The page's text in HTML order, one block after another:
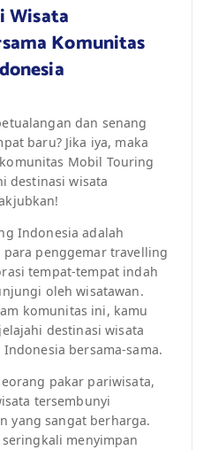
Wisata
Komunitas
dan senang
baru? Jika iya, maka
Mobil Touring
destinasi wisata
Indonesia adalah
penggemar travelling
tempat-tempat indah
oleh wisatawan.
komunitas ini, kamu
destinasi wisata
bersama-sama.
pakar pariwisata,
tersembunyi
yang sangat berharga.
menyimpan